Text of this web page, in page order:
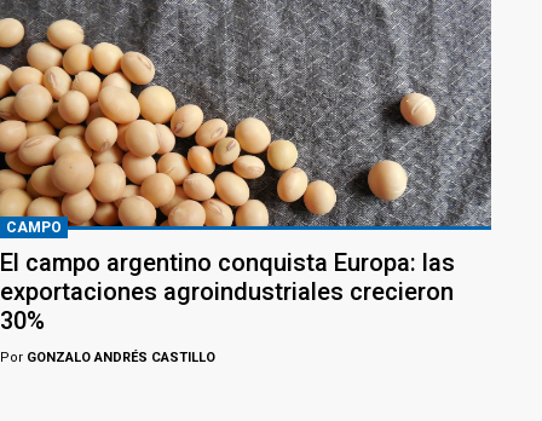
CAMPO
El campo argentino conquista Europa: las
exportaciones agroindustriales crecieron
30%
Por GONZALO ANDRÉS CASTILLO